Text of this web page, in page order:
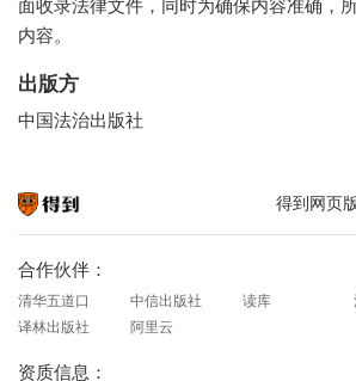
面收录法律文件，同时为确保内容准确，
内容。
出版方
中国法治出版社
得到网页
合作伙伴：
清华五道口 中信出版社 读库
译林出版社
阿里云
资质信息：